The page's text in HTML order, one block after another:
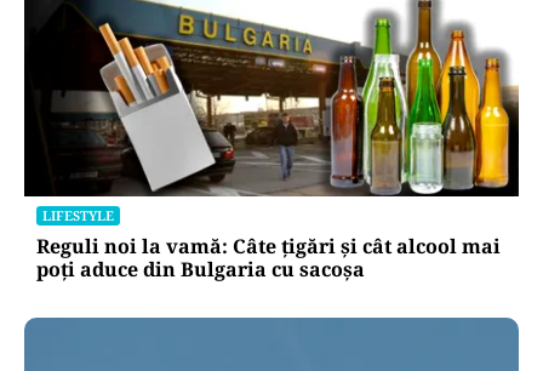
LIFESTYLE
Reguli noi la vamă: Câte țigări și cât alcool mai
poți aduce din Bulgaria cu sacoșa